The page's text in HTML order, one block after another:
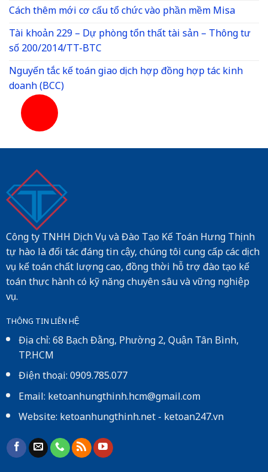
Cách thêm mới cơ cấu tổ chức vào phần mềm Misa
Tài khoản 229 – Dự phòng tổn thất tài sản – Thông tư
số 200/2014/TT-BTC
Nguyến tắc kế toán giao dịch hợp đồng hợp tác kinh
doanh (BCC)
Công ty TNHH Dịch Vụ và Đào Tạo Kế Toán Hưng Thịnh
tự hào là đối tác đáng tin cậy, chúng tôi cung cấp các dịch
vụ kế toán chất lượng cao, đồng thời hỗ trợ đào tạo kế
toán thực hành có kỹ năng chuyên sâu và vững nghiệp
vụ.
THÔNG TIN LIÊN HỆ
Địa chỉ: 68 Bạch Đằng, Phường 2, Quận Tân Bình,
TP.HCM
Điện thoại: 0909.785.077
Email: ketoanhungthinh.hcm@gmail.com
Website:ketoanhungthinh.net-ketoan247.vn